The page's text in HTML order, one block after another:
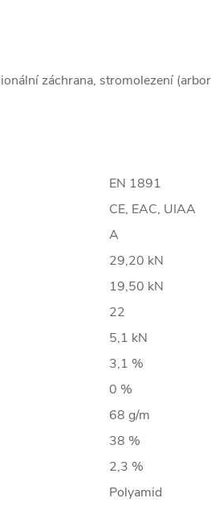
záchrana, stromolezení
EN 1891
CE, EAC, UIAA
A
29,20 kN
19,50 kN
22
5,1 kN
3,1 %
0 %
68 g/m
38 %
2,3 %
Polyamid